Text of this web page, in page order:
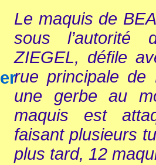
Le maquis de
sous l’autorité
ZIEGEL, défile
rue principale de
une gerbe au
maquis est
faisant plusieurs
plus tard, 12